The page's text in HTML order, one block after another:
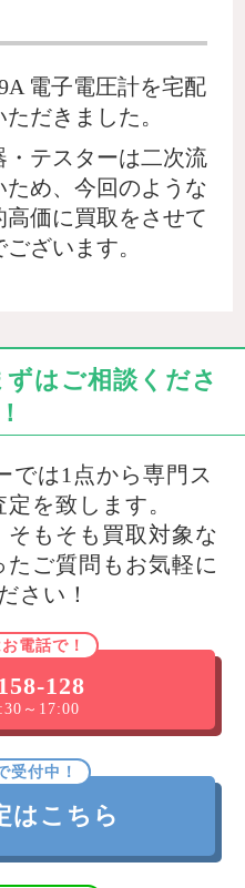
電子電圧計を宅配
だきました。
テスターは二次流
め、今回のような
価に買取をさせて
ざいます。
はご相談くださ
では1点から専門ス
を致します。
もそも買取対象な
ご質問もお気軽に
さい！
電話で！
128
～17:00
受付中！
はこちら